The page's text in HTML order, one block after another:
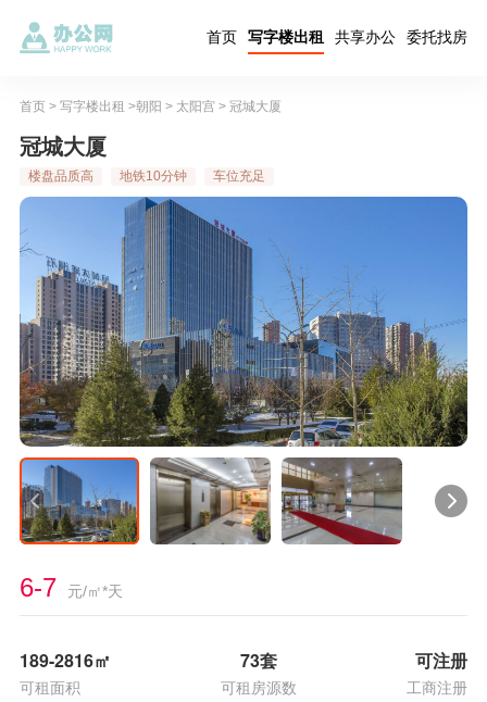
首页 写字楼出租 共享办公 委托找房
首页> 写字楼出租 >朝阳 > 太阳宫> 冠城大厦
冠城大厦
楼盘品质高 地铁10分钟 车位充足
6-7 元/㎡*天
189-2816㎡
可租面积
73套
可租房源数
可注册
工商注册